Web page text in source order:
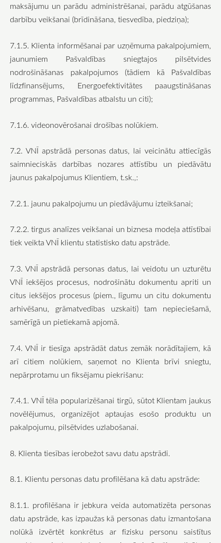
maksājumu un parādu administrēšanai, parādu atgūšanas
darbību veikšanai (brīdināšana, tiesvedība, piedziņa);
7.1.5. Klienta informēšanai par uzņēmuma pakalpojumiem,
jaunumiem Pašvaldības sniegtajos pilsētvides
nodrošināšanas pakalpojumos (tādiem kā Pašvaldības
līdzfinansējums, Energoefektivitātes paaugstināšanas
programmas, Pašvaldības atbalstu un citi);
7.1.6. videonovērošanai drošības nolūkiem.
7.2. VNĪ apstrādā personas datus, lai veicinātu attiecīgās
saimnieciskās darbības nozares attīstību un piedāvātu
jaunus pakalpojumus Klientiem, t.sk.,:
7.2.1. jaunu pakalpojumu un piedāvājumu izteikšanai;
7.2.2. tirgus analīzes veikšanai un biznesa modeļa attīstībai
tiek veikta VNĪ klientu statistisko datu apstrāde.
7.3. VNĪ apstrādā personas datus, lai veidotu un uzturētu
VNĪ iekšējos procesus, nodrošinātu dokumentu apriti un
citus iekšējos procesus (piem., līgumu un citu dokumentu
arhivēšanu, grāmatvedības uzskaiti) tam nepieciešamā,
samērīgā un pietiekamā apjomā.
7.4. VNĪ ir tiesīga apstrādāt datus zemāk norādītajiem, kā
arī citiem nolūkiem, saņemot no Klienta brīvi sniegtu,
nepārprotamu un fiksējamu piekrišanu:
7.4.1. VNĪ tēla popularizēšanai tirgū, sūtot Klientam jaukus
novēlējumus, organizējot aptaujas esošo produktu un
pakalpojumu, pilsētvides uzlabošanai.
8. Klienta tiesības ierobežot savu datu apstrādi.
8.1. Klientu personas datu profilēšana kā datu apstrāde:
8.1.1. profilēšana ir jebkura veida automatizēta personas
datu apstrāde, kas izpaužas kā personas datu izmantošana
nolūkā izvērtēt konkrētus ar fizisku personu saistītus